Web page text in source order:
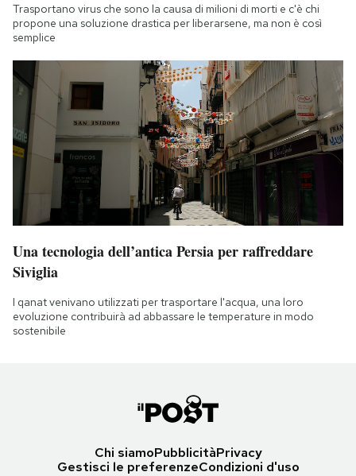
Trasportano virus che sono la causa di milioni di morti e c'è chi
propone una soluzione drastica per liberarsene, ma non è così
semplice
Una tecnologia dell’antica Persia per raffreddare
Siviglia
I qanat venivano utilizzati per trasportare l'acqua, una loro
evoluzione contribuirà ad abbassare le temperature in modo
sostenibile
Chi siamoPubblicitàPrivacy
Gestisci le preferenzeCondizioni d'uso